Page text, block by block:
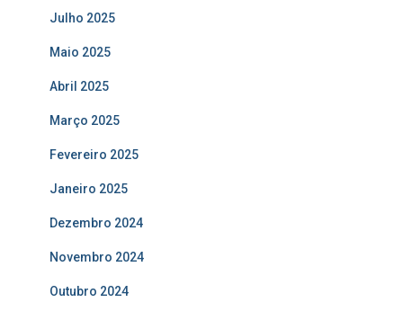
Julho 2025
Maio 2025
Abril 2025
Março 2025
Fevereiro 2025
Janeiro 2025
Dezembro 2024
Novembro 2024
Outubro 2024